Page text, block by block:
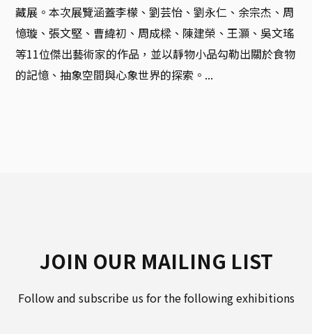
藏展。本次展覽涵蓋李檬、劉芸怡、劉永仁、余宗杰、周
憶璇、張文堅、曹緯初、周成樑、陳建榮、王灝、吳文瑤
等11位傑出藝術家的作品，並以靜物小品勾勒出關於食物
的記憶、抽象空間與心象世界的探索。...
JOIN OUR MAILING LIST
Follow and subscribe us for the following exhibitions